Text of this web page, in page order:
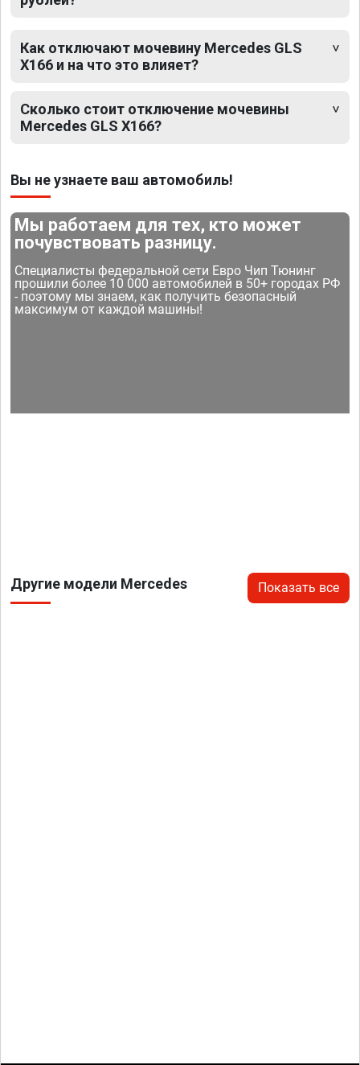
Как отключают мочевину Mercedes GLS
X166 и на что это влияет?
Сколько стоит отключение мочевины
Mercedes GLS X166?
Вы не узнаете ваш автомобиль!
Мы работаем для тех, кто может
почувствовать разницу.
Специалисты федеральной сети Евро Чип Тюнинг
прошили более 10 000 автомобилей в 50+ городах РФ
- поэтому мы знаем, как получить безопасный
максимум от каждой машины!
Другие модели Mercedes Показать все